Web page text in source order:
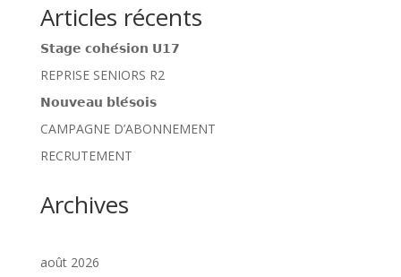
Articles récents
𝗦𝘁𝗮𝗴𝗲 𝗰𝗼𝗵𝗲́𝘀𝗶𝗼𝗻 𝗨𝟭𝟳
REPRISE SENIORS R2
𝗡𝗼𝘂𝘃𝗲𝗮𝘂 𝗯𝗹𝗲́𝘀𝗼𝗶𝘀
CAMPAGNE D’ABONNEMENT
RECRUTEMENT
Archives
août 2026